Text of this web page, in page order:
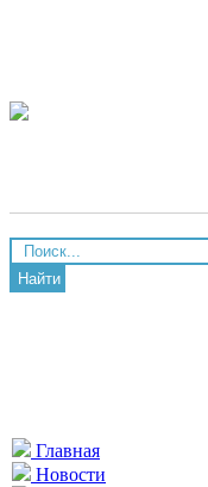
Найти
Главная
Новости